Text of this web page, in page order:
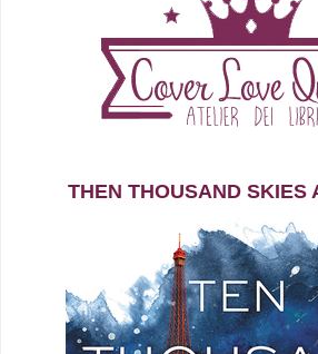
THEN THOUSAND SKIES